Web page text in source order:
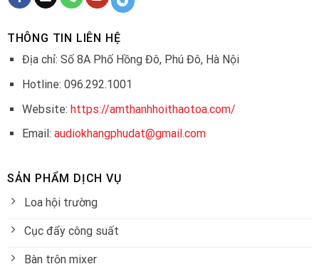
THÔNG TIN LIÊN HỆ
Địa chỉ: Số 8A Phố Hồng Đô, Phú Đô, Hà Nội
Hotline: 096.292.1001
Website: https://amthanhhoithaotoa.com/
Email: audiokhangphudat@gmail.com
SẢN PHẨM DỊCH VỤ
Loa hội trường
Cục đẩy công suất
Bàn trộn mixer